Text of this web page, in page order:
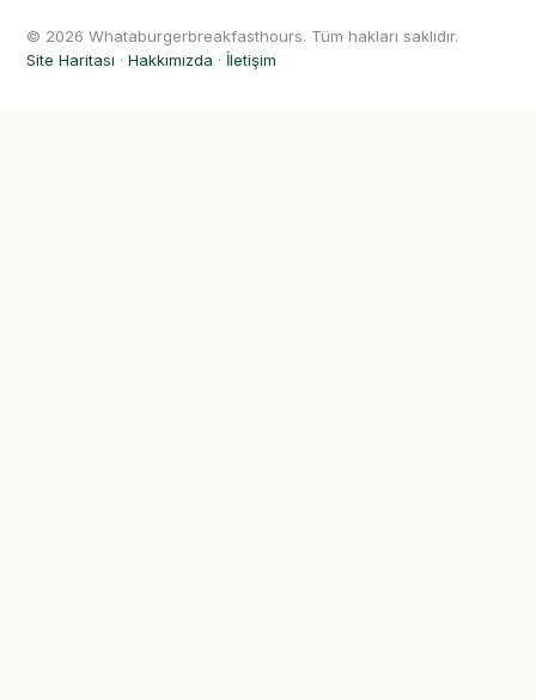
© 2026 Whataburgerbreakfasthours. Tüm hakları saklıdır.
Site Haritası · Hakkımızda · İletişim